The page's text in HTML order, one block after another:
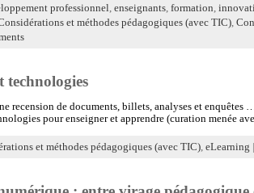
professionnel, enseignants, formation,
et méthodes pédagogiques (avec TIC),
technologies
recension de documents, billets, analyses et enquêtes
pour enseigner et apprendre (curation menée
et méthodes pédagogiques (avec TIC), eLearning |